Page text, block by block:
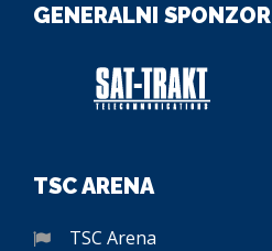
GENERALNI SPONZOR
TSC ARENA
TSC Arena